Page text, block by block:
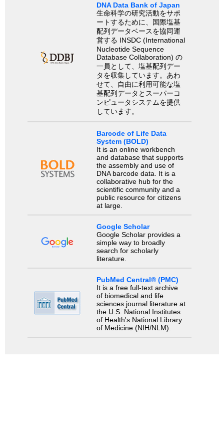
DNA Data Bank of Japan
生命科学の研究活動をサポ
ートするために、国際塩基
配列データベースを協同運
営する INSDC (International
Nucleotide Sequence
Database Collaboration) の
一員として、塩基配列デー
タを収集しています。あわ
せて、自由に利用可能な塩
基配列データとスーパーコ
ンピュータシステムを提供
しています。
Barcode of Life Data
System (BOLD)
It is an online workbench
and database that supports
the assembly and use of
DNA barcode data. It is a
collaborative hub for the
scientific community and a
public resource for citizens
at large.
Google Scholar
Google Scholar provides a
simple way to broadly
search for scholarly
literature.
PubMed Central® (PMC)
It is a free full-text archive
of biomedical and life
sciences journal literature at
the U.S. National Institutes
of Health's National Library
of Medicine (NIH/NLM).